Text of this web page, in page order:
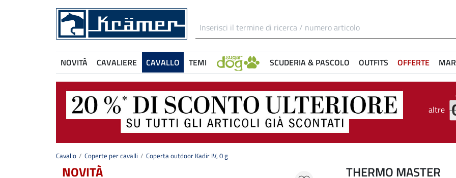
NOVITÀ CAVALIERE CAVALLO TEMI SCUDERIA & PASCOLO OUTFITS OFFERTE
altre
Cavallo Coperte per cavalli Coperta outdoor Kadir IV, 0 g
NOVITÀ
THERMO MASTER